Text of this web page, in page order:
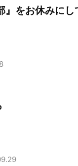
をお休みに